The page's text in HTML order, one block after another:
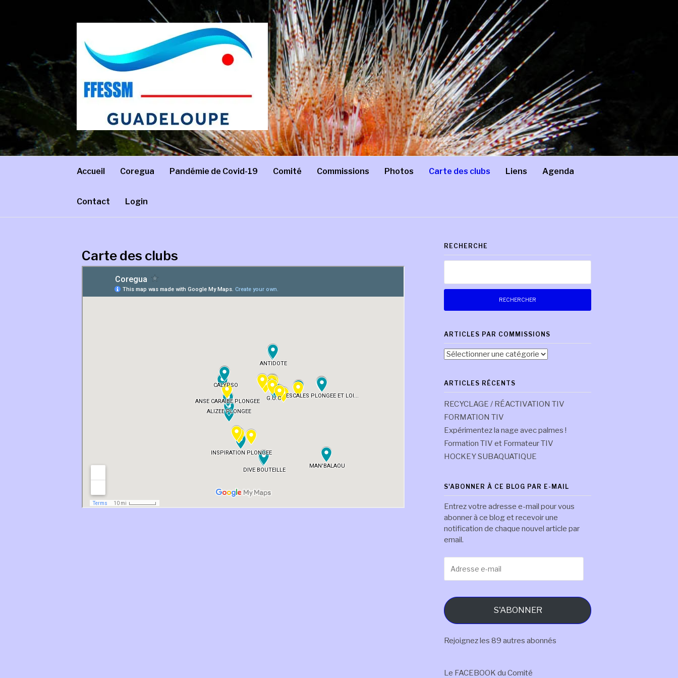
COREGUA
Comité régional de Guadeloupe – FFESSM
Accueil Coregua Pandémie de Covid-19 Comité Commissions Photos Carte des clubs Liens Agenda
Contact Login
Carte des clubs
RECHERCHE
ARTICLES PAR COMMISSIONS
Articles
ARTICLES RÉCENTS
RECYCLAGE / RÉACTIVATION TIV
FORMATION TIV
Expérimentez la nage avec palmes !
Formation TIV et Formateur TIV
HOCKEY SUBAQUATIQUE
S'ABONNER À CE BLOG PAR E-MAIL
Entrez votre adresse e-mail pour vous
abonner à ce blog et recevoir une
notification de chaque nouvel article par
email.
e-
S'ABONNER
Rejoignez les 89 autres abonnés
Le FACEBOOK du Comité